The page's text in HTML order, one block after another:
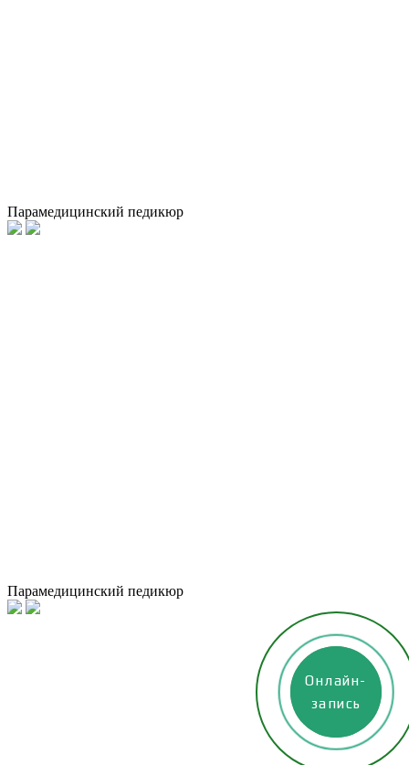
Парамедицинский педикюр
Парамедицинский педикюр
Онлайн-
запись
Онлайн-
запись